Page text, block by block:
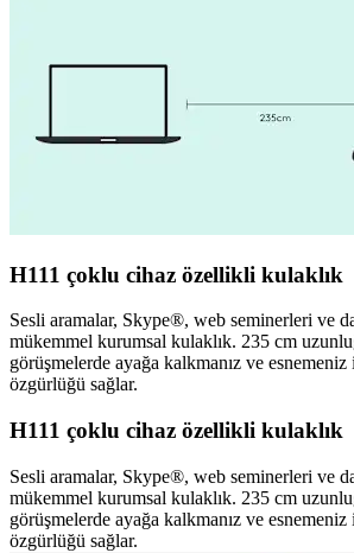
H111 çoklu cihaz özellikli kulaklık
Sesli aramalar, Skype®, web seminerleri ve
mükemmel kurumsal kulaklık. 235 cm
görüşmelerde ayağa kalkmanız ve
özgürlüğü sağlar.
H111 çoklu cihaz özellikli kulaklık
Sesli aramalar, Skype®, web seminerleri ve
mükemmel kurumsal kulaklık. 235 cm
görüşmelerde ayağa kalkmanız ve
özgürlüğü sağlar.